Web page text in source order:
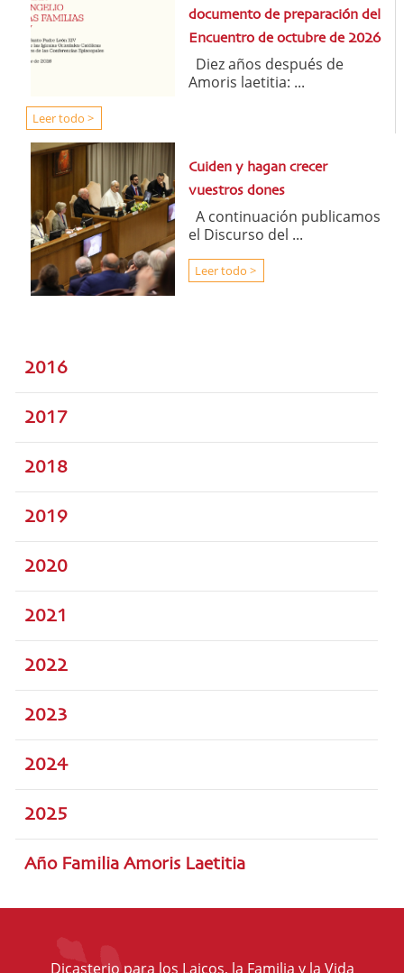
documento de preparación del
Encuentro de octubre de 2026
Diez años después de
Amoris laetitia: ...
Leer todo >
Cuiden y hagan crecer
vuestros dones
A continuación publicamos
el Discurso del ...
Leer todo >
2016
2017
2018
2019
2020
2021
2022
2023
2024
2025
Año Familia Amoris Laetitia
Dicasterio para los Laicos, la Familia y la Vida